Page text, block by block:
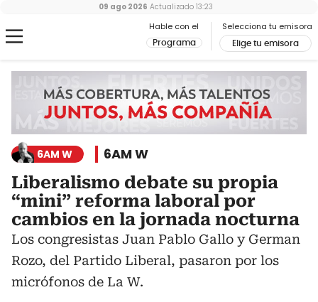
Hable con el
Programa
Selecciona tu emisora
Elige tu emisora
09 ago 2026 Actualizado 13:23
6AM W 6AM W
Liberalismo debate su propia
“mini” reforma laboral por
cambios en la jornada nocturna
Los congresistas Juan Pablo Gallo y German
Rozo, del Partido Liberal, pasaron por los
micrófonos de La W.